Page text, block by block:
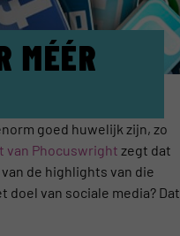
MÉÉR
goed huwelijk zijn, zo
van Phocuswright zegt dat
de highlights van die
doel van sociale media? Dat